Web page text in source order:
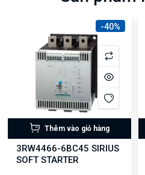
-40%
Thêm vào giỏ hàng
3RW4466-6BC45 SIRIUS
SOFT STARTER